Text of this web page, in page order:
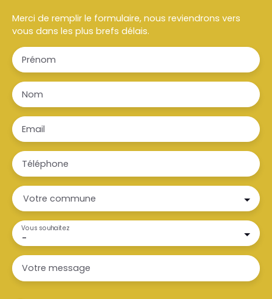
Merci de remplir le formulaire, nous reviendrons vers
vous dans les plus brefs délais.
Prénom
Nom
Email
Téléphone
Votre commune
-
Vous souhaitez
Votre message